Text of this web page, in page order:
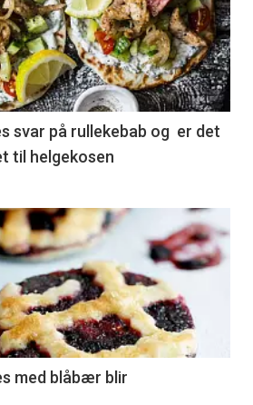
svar på rullekebab og er det
til helgekosen
med blåbær blir